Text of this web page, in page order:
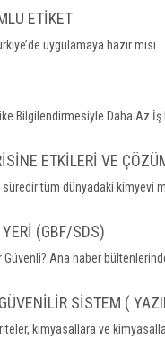
ETİKET
uygulamaya hazır mısı...
Bilgilendirmesiyle Daha Az İş
ETKİLERİ VE
süredir tüm dünyadaki kimyevi
(GBF/SDS)
Ana haber
SİSTEM (
kimyasallara ve